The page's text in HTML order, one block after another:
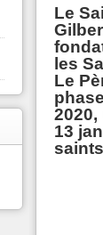
Le
les
Le
13